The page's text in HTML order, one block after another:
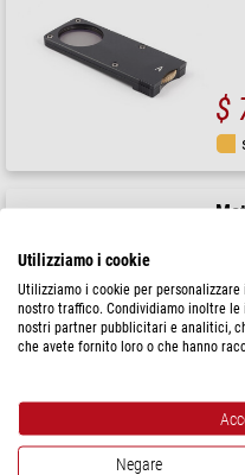
$
$
Utilizziamo i cookie
Utilizziamo i cookie per
nostro traffico. Condividiamo inoltre
nostri partner pubblicitari e analitici,
che avete fornito loro o che hanno
Negare